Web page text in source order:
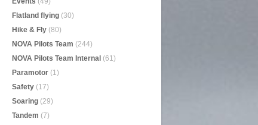
Flatland flying (30)
Hike & Fly (80)
NOVA Pilots Team (244)
NOVA Pilots Team Internal (61)
Paramotor (1)
Safety (17)
Soaring (29)
Tandem (7)